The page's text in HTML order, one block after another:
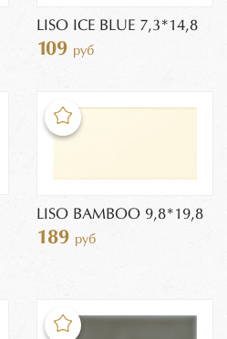
LISO ICE BLUE 7,3*14,8
109 руб
LISO BAMBOO 9,8*19,8
189 руб